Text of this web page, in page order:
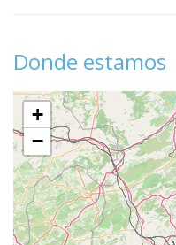
Donde estamos
+
−